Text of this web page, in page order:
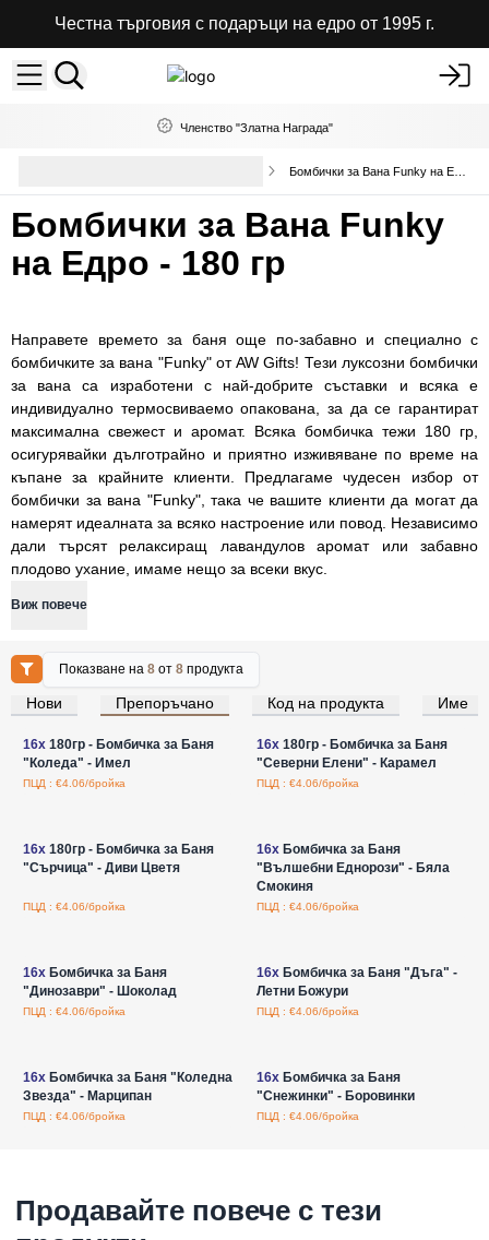
Честна търговия с подаръци на едро от 1995 г.
Членство "Златна Награда"
Бомбички за Вана Funky на Едро - 180гр
Бомбички за Вана Funky
на Едро - 180 гр
Направете времето за баня още по-забавно и специално с
бомбичките за вана "Funky" от AW Gifts! Тези луксозни бомбички
за вана са изработени с най-добрите съставки и всяка е
индивидуално термосвиваемо опакована, за да се гарантират
максимална свежест и аромат. Всяка бомбичка тежи 180 гр,
осигурявайки дълготрайно и приятно изживяване по време на
къпане за крайните клиенти. Предлагаме чудесен избор от
бомбички за вана "Funky", така че вашите клиенти да могат да
намерят идеалната за всяко настроение или повод. Независимо
дали търсят релаксиращ лавандулов аромат или забавно
плодово ухание, имаме нещо за всеки вкус.
Виж повече
Показване на8 от8 продукта
Нови Препоръчано Код на продукта Име
Влезте за цени на едро
16x180гр - Бомбичка за Баня
"Коледа" - Имел
ПЦД : €4.06/бройка
Влезте за цени на едро
16x180гр - Бомбичка за Баня
"Северни Елени" - Карамел
ПЦД : €4.06/бройка
16x180гр - Бомбичка за Баня
"Сърчица" - Диви Цветя
ПЦД : €4.06/бройка
16xБомбичка за Баня
"Вълшебни Еднорози" - Бяла
Смокиня
ПЦД : €4.06/бройка
16xБомбичка за Баня
"Динозаври" - Шоколад
ПЦД : €4.06/бройка
16xБомбичка за Баня "Дъга" -
Летни Божури
ПЦД : €4.06/бройка
16xБомбичка за Баня "Коледна
Звезда" - Марципан
ПЦД : €4.06/бройка
16xБомбичка за Баня
"Снежинки" - Боровинки
ПЦД : €4.06/бройка
Продавайте повече с тези